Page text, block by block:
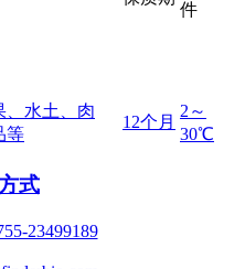
件
、水土、肉
等
12个月
2～
30℃
式
23499189